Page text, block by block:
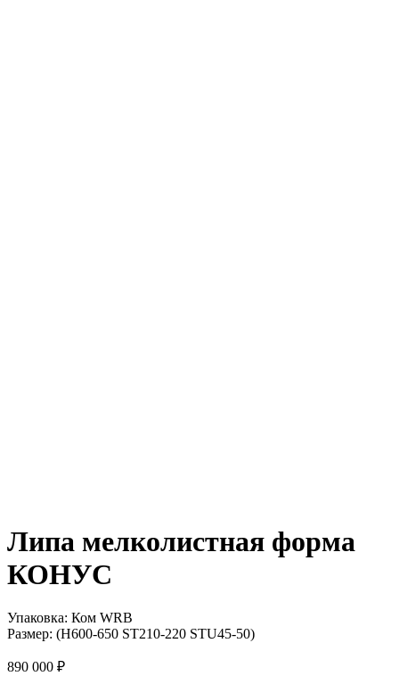
Липа мелколистная форма
КОНУС
Упаковка: Ком WRB
Размер: (H600-650 ST210-220 STU45-50)
890 000 ₽